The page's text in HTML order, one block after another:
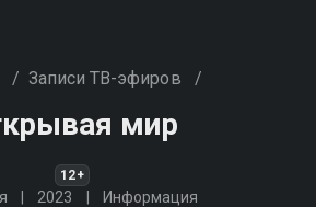
/ Записи ТВ-эфиров /
мир
12+
2023 Информация